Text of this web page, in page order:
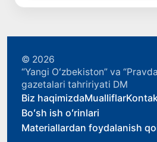
© 2026
“Yangi Oʻzbekiston” va
gazetalari tahririyati DM
Biz haqimizdaMualliflar
Boʻsh ish oʻrinlari
Materiallardan foydalanish